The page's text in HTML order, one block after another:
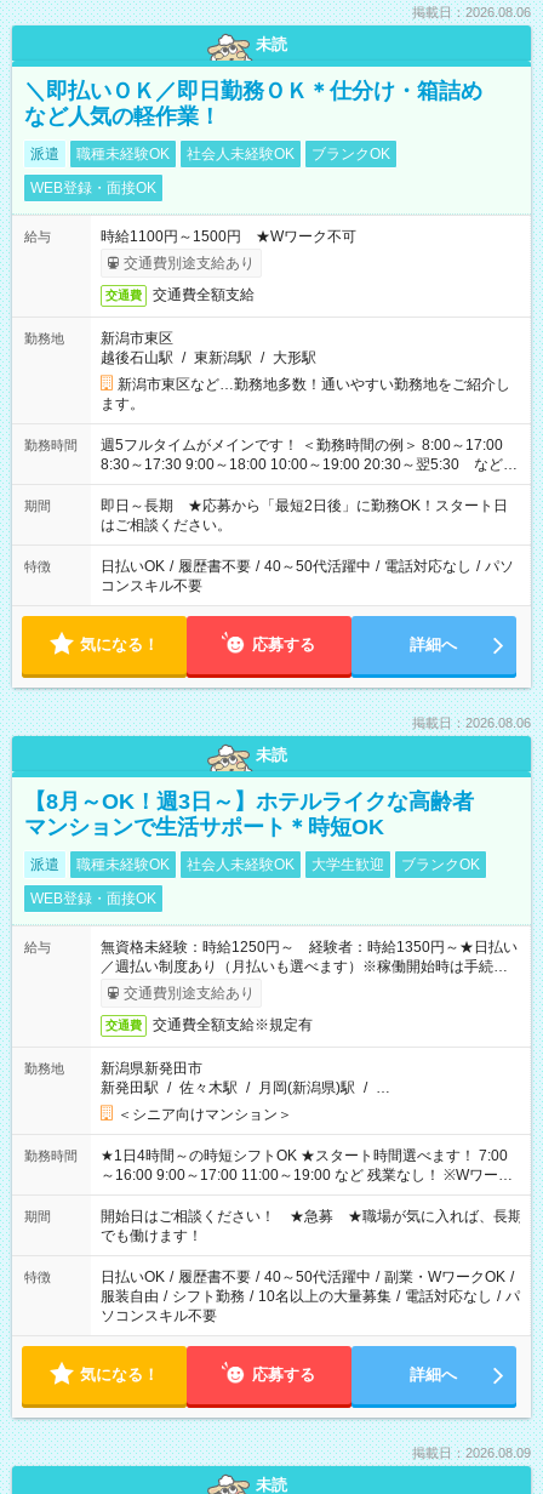
掲載日：2026.08.06
未読
＼即払いＯＫ／即日勤務ＯＫ＊仕分け・箱詰め
など人気の軽作業！
派遣 職種未経験OK 社会人未経験OK
ブランクOK
WEB登録・面接OK
給与
時給1100円～1500円 ★Wワーク不可
交通費別途支給あり
交通費 交通費全額支給
勤務地
新潟市東区
越後石山駅 / 東新潟駅 / 大形駅
新潟市東区など…勤務地多数！通いやすい勤務地をご紹介し
ます。
勤務時間
週5フルタイムがメインです！ ＜勤務時間の例＞ 8:00～17:00
8:30～17:30 9:00～18:00 10:00～19:00 20:30～翌5:30 など ★
その他にも勤務時間多数！ 日勤のみ、残業なし、交替制など
ご希望を教えてください！
期間
即日～長期 ★応募から「最短2日後」に勤務OK！スタート日
はご相談ください。
特徴 日払いOK / 履歴書不要 / 40～50代活躍中 / 電話対応なし / パソ
コンスキル不要
気になる！ 応募する 詳細へ
掲載日：2026.08.06
未読
【8月～OK！週3日～】ホテルライクな高齢者
マンションで生活サポート＊時短OK
派遣 職種未経験OK 社会人未経験OK 大学生歓迎
ブランクOK
WEB登録・面接OK
給与
無資格未経験：時給1250円～ 経験者：時給1350円～★日払い
／週払い制度あり（月払いも選べます）※稼働開始時は手続き完
了次第のお支払いとなります。
交通費別途支給あり
交通費 交通費全額支給※規定有
勤務地
新潟県新発田市
新発田駅 / 佐々木駅 / 月岡(新潟県)駅 / …
＜シニア向けマンション＞
勤務時間
★1日4時間～の時短シフトOK ★スタート時間選べます！ 7:00
～16:00 9:00～17:00 11:00～19:00 など 残業なし！ ※Wワーク
の場合、他のお仕事と合わせ週40時間超の就業はご案内できま
せん ※法令に基づき、週20時間以上勤務は社会保険への加入対
象となります ※労働者派遣法（日雇い派遣の原則禁止）によ
り、短時間・短期間の就業はご案内が難しい場合があります
期間
開始日はご相談ください！ ★急募 ★職場が気に入れば、長期
でも働けます！
特徴 日払いOK / 履歴書不要 / 40～50代活躍中 / 副業・WワークOK /
服装自由 / シフト勤務 / 10名以上の大量募集 / 電話対応なし / パ
ソコンスキル不要
気になる！ 応募する 詳細へ
掲載日：2026.08.09
未読